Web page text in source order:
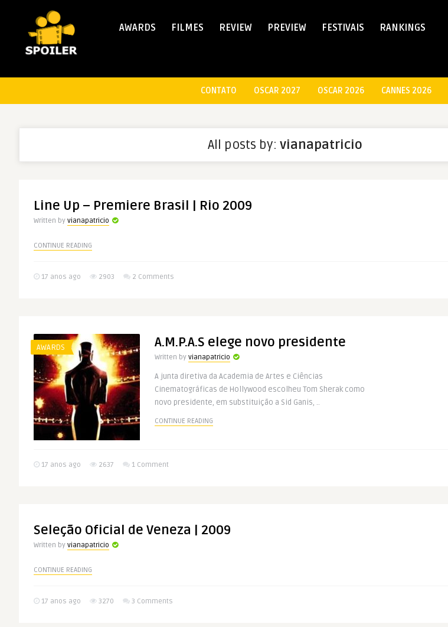
AWARDS FILMES REVIEW PREVIEW FESTIVAIS RANKINGS
CONTATO OSCAR 2027 OSCAR 2026 CANNES 2026
All posts by: vianapatricio
Line Up – Premiere Brasil | Rio 2009
Written by vianapatricio
CONTINUE READING
17 anos ago 2903 2 Comments
AWARDS A.M.P.A.S elege novo presidente
Written by vianapatricio
A junta diretiva da Academia de Artes e Ciências
Cinematográficas de Hollywood escolheu Tom Sherak como
novo presidente, em substituição a Sid Ganis, ..
CONTINUE READING
17 anos ago 2637 1 Comment
Seleção Oficial de Veneza | 2009
Written by vianapatricio
CONTINUE READING
17 anos ago 3270 3 Comments